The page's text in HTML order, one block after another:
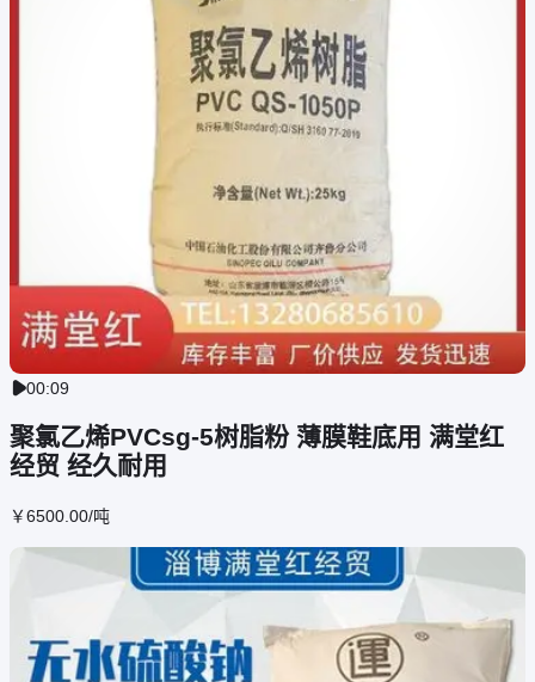
00:09
聚氯乙烯PVCsg-5树脂粉 薄膜鞋底用 满堂红
经贸 经久耐用
￥6500 .00/吨